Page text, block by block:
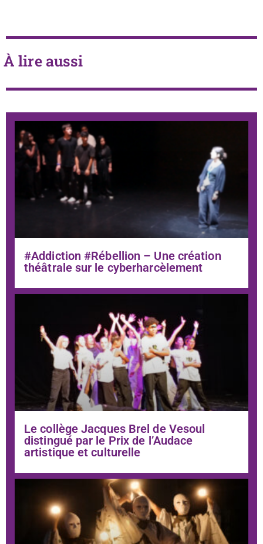
À lire aussi
#Addiction #Rébellion – Une création
théâtrale sur le cyberharcèlement
Le collège Jacques Brel de Vesoul
distingué par le Prix de l’Audace
artistique et culturelle